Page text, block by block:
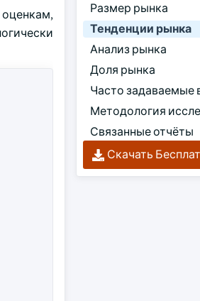
Размер рынка
Тенденции рынка
Анализ рынка
Доля рынка
Часто задаваемые
Методология
Связанные отчёты
Скачать